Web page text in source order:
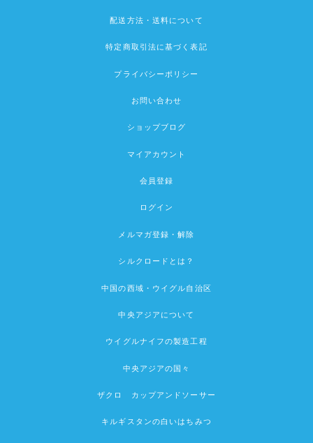
配送方法・送料について
特定商取引法に基づく表記
プライバシーポリシー
お問い合わせ
ショップブログ
マイアカウント
会員登録
ログイン
メルマガ登録・解除
シルクロードとは？
中国の西域・ウイグル自治区
中央アジアについて
ウイグルナイフの製造工程
中央アジアの国々
ザクロ カップアンドソーサー
キルギスタンの白いはちみつ